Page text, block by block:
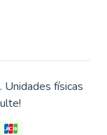
Unidades físicas